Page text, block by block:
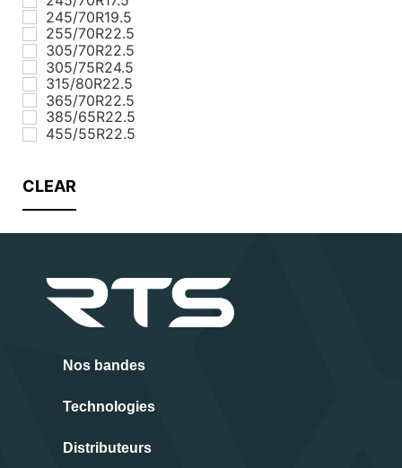
245/70R19.5
255/70R22.5
305/70R22.5
305/75R24.5
315/80R22.5
365/70R22.5
385/65R22.5
455/55R22.5
CLEAR
Nos bandes
Technologies
Distributeurs